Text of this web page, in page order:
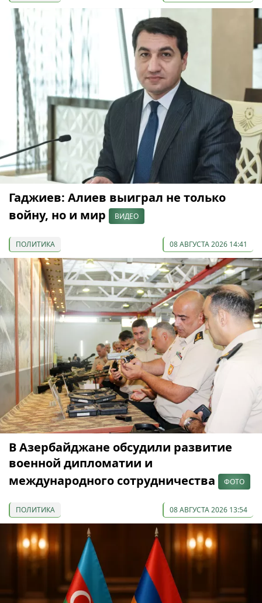
Гаджиев: Алиев выиграл не только
войну, но и мир
ВИДЕО
ПОЛИТИКА 08 АВГУСТА 2026 14:41
В Азербайджане обсудили развитие
военной дипломатии и
международного сотрудничества
ФОТО
ПОЛИТИКА 08 АВГУСТА 2026 13:54